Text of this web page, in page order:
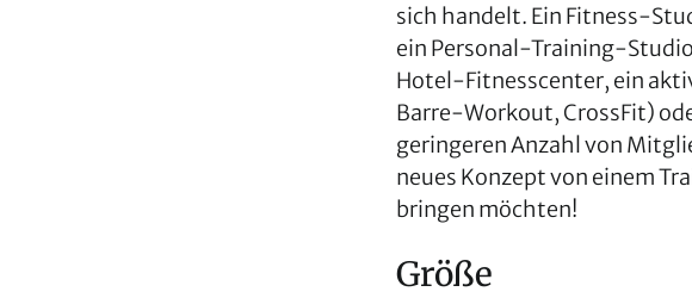
sich handelt. Ein Fitness-
ein Personal-Training-
Hotel-Fitnesscenter, ein
Barre-Workout, CrossFit)
geringeren Anzahl von
neues Konzept von einem
bringen möchten!
Größe